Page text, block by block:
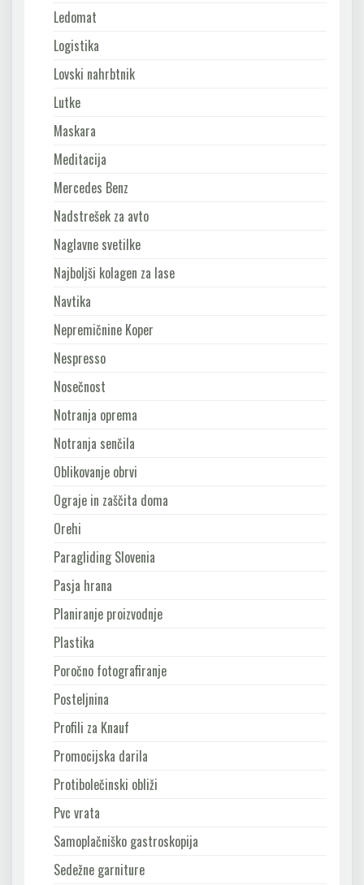
Ledomat
Logistika
Lovski nahrbtnik
Lutke
Maskara
Meditacija
Mercedes Benz
Nadstrešek za avto
Naglavne svetilke
Najboljši kolagen za lase
Navtika
Nepremičnine Koper
Nespresso
Nosečnost
Notranja oprema
Notranja senčila
Oblikovanje obrvi
Ograje in zaščita doma
Orehi
Paragliding Slovenia
Pasja hrana
Planiranje proizvodnje
Plastika
Poročno fotografiranje
Posteljnina
Profili za Knauf
Promocijska darila
Protibolečinski obliži
Pvc vrata
Samoplačniško gastroskopija
Sedežne garniture